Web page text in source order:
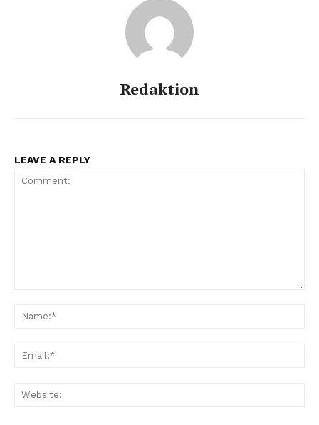
Redaktion
LEAVE A REPLY